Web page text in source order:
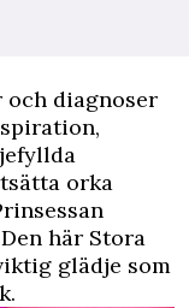
och diagnoser
orka
här Stora
glädje som